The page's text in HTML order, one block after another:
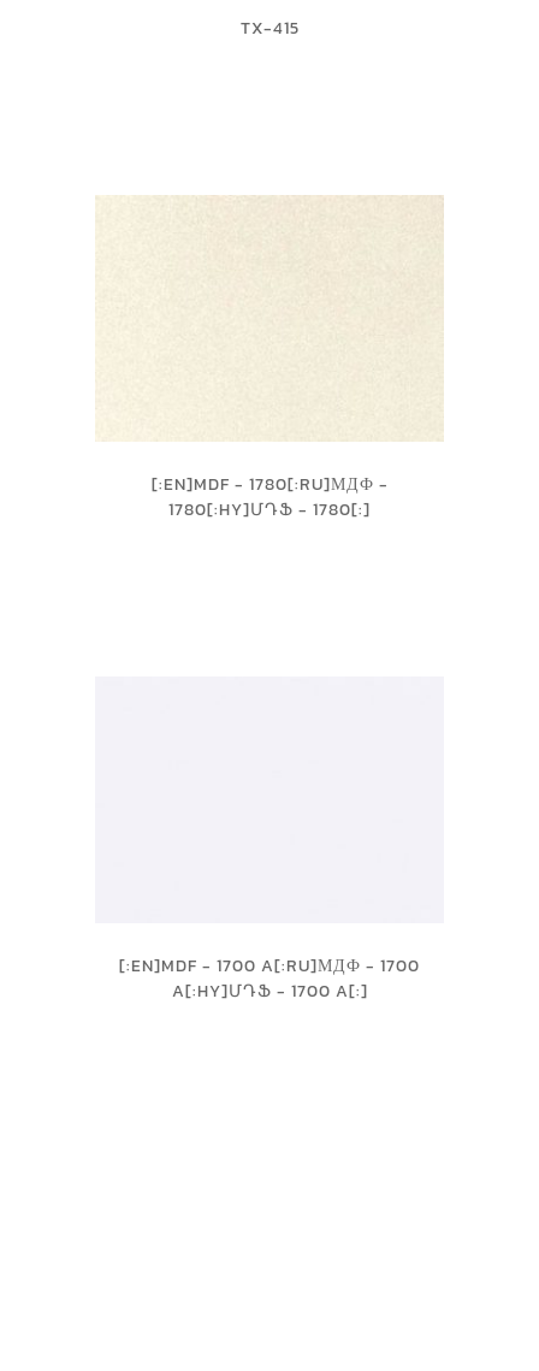
TX-415
[:EN]MDF - 1780[:RU]МДФ -
1780[:HY]ՄԴՖ - 1780[:]
[:EN]MDF - 1700 A[:RU]МДФ - 1700
A[:HY]ՄԴՖ - 1700 A[:]